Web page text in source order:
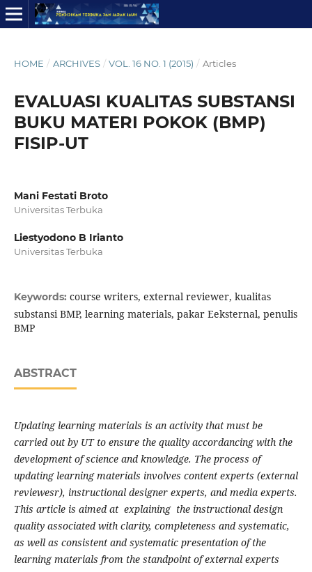
HOME / ARCHIVES / VOL. 16 NO. 1 (2015) / Articles
EVALUASI KUALITAS SUBSTANSI
BUKU MATERI POKOK (BMP)
FISIP-UT
Mani Festati Broto
Universitas Terbuka
Liestyodono B Irianto
Universitas Terbuka
Keywords: course writers, external reviewer, kualitas
substansi BMP, learning materials, pakar Eeksternal, penulis
BMP
ABSTRACT
Updating learning materials is an activity that must be
carried out by UT to ensure the quality accordancing with the
development of science and knowledge. The process of
updating learning materials involves content experts (external
reviewesr), instructional designer experts, and media experts.
This article is aimed at explaining the instructional design
quality associated with clarity, completeness and systematic,
as well as consistent and systematic presentation of the
learning materials from the standpoint of external experts